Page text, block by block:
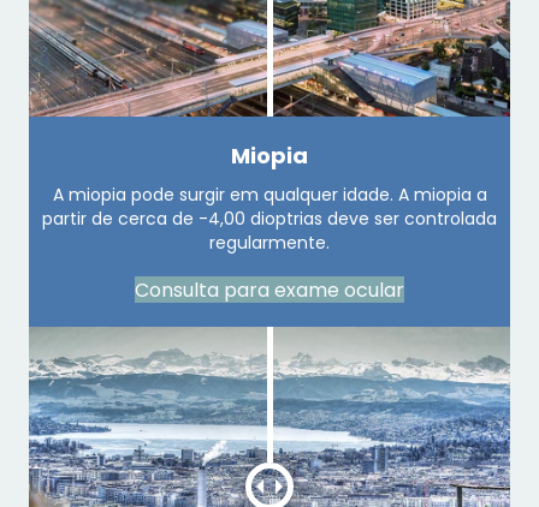
Miopia
A miopia pode surgir em qualquer idade. A miopia a
partir de cerca de -4,00 dioptrias deve ser controlada
regularmente.
Consulta para exame ocular